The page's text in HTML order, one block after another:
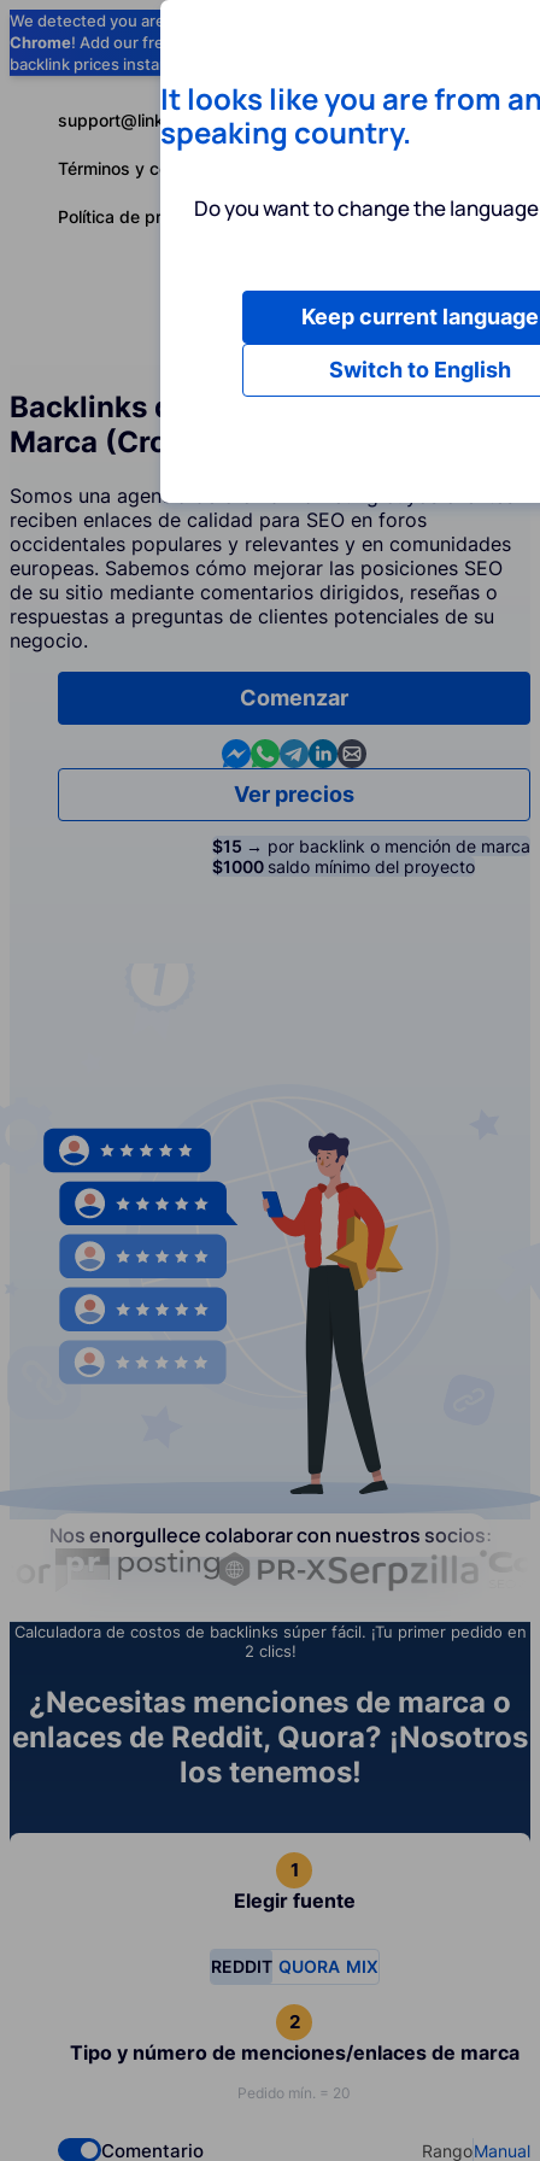
We detected you are using
Chrome! Add our free extension to check
backlink prices instantly as you browse.
Servicios
Español
support@linkbuilder.com
Términos y condiciones
Política de privacidad
Backlinks de Foros y Menciones de
Marca (Crowd Marketing)
Somos una agencia de crowd marketing cuyos clientes
reciben enlaces de calidad para SEO en foros
occidentales populares y relevantes y en comunidades
europeas. Sabemos cómo mejorar las posiciones SEO
de su sitio mediante comentarios dirigidos, reseñas o
respuestas a preguntas de clientes potenciales de su
negocio.
Comenzar
Contact us in Messenger
Contact us in WhatsApp
Contact us in Telegram
Contact us in Linkedin
Contact us by email
Ver precios
$15 → por backlink o mención de marca
$1000 saldo mínimo del proyecto
Nos enorgullece colaborar con nuestros socios:
Calculadora de costos de backlinks súper fácil. ¡Tu primer pedido en
2 clics!
¿Necesitas menciones de marca o
enlaces de Reddit, Quora? ¡Nosotros
los tenemos!
Elegir fuente
REDDIT QUORA MIX
Tipo y número de menciones/enlaces de marca
Pedido mín. = 20
Comentario RangoManual
It looks like you are from
speaking country.
Do you want to change the
Switch to English
Keep current language